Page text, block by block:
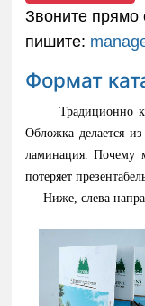
Звоните прямо
пишите:
Формат
Традиционно
Обложка делается
ламинация. Почему
потеряет
Ниже, слева